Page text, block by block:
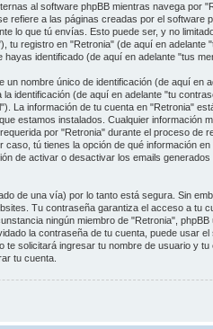
al software phpBB mientras navega por
refiere a las páginas creadas por el software
lo que tú envías. Esto puede ser, y no
tu registro en "Retronia" (de aquí en adelante
identificado (de aquí en adelante "tus
un nombre único de identificación (de aquí en
identificación (de aquí en adelante "tu
La información de tu cuenta en "Retronia"
estamos instalados. Cualquier información
por "Retronia" durante el proceso de
caso, tú tienes la opción de qué información
de activar o desactivar los emails
de una vía) por lo tanto está segura. Sin
Tu contraseña garantiza el acceso a tu
ningún miembro de "Retronia",
la contraseña de tu cuenta, puede usar
te solicitará ingresar tu nombre de usuario y
tu cuenta.